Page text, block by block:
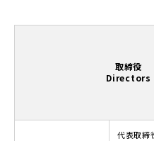
取締役
Directors
代表取締